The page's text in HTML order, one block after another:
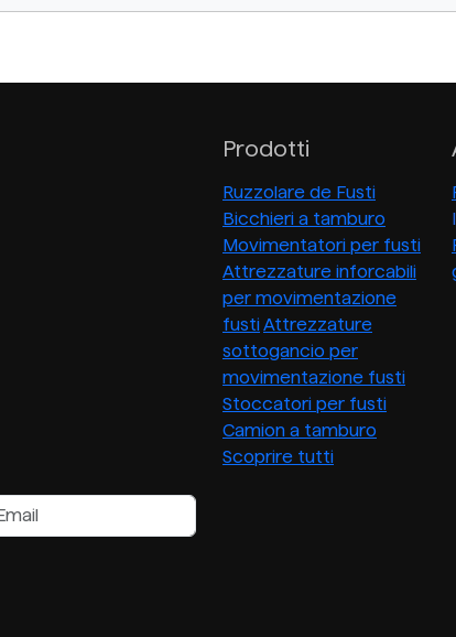
Prodotti
Ruzzolare de Fusti
Bicchieri a tamburo
Movimentatori per fusti
Attrezzature inforcabili
per movimentazione
fustiAttrezzature
sottogancio per
movimentazione fusti
Stoccatori per fusti
Camion a tamburo
Scoprire tutti